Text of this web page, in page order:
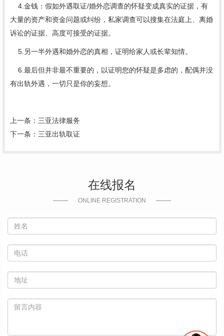
4.金钱：假如外遇取证/婚外恋调查的怀疑变成真实的证据，有
大量的资产和资金问题或纠纷，私家调查可以搜集在法庭上、离婚
诉讼的证据、高度可接受的证据。
5.另一半外遇和婚外恋的真相，证明给家人或长辈知情。
6.最后但并非最不重要的，以证明您的怀疑是多虑的，配偶并没
有出轨外遇，一切只是你的妄想。
上一条： 三亚法律服务
下一条： 三亚出轨取证
在线报名
ONLINE REGISTRATION